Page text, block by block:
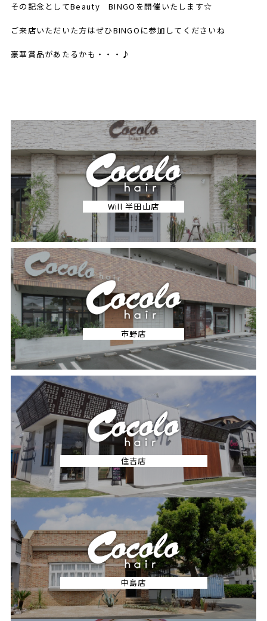
その記念としてBeauty BINGOを開催いたします☆
ご来店いただいた方はぜひBINGOに参加してくださいね
豪華賞品があたるかも・・・♪
Will 半田山店
市野店
住吉店
中島店